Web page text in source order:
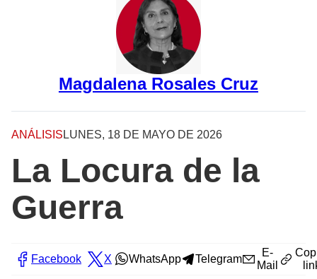
Magdalena Rosales Cruz
ANÁLISIS LUNES, 18 DE MAYO DE 2026
La Locura de la
Guerra
Facebook X WhatsApp Telegram
E-
Mail